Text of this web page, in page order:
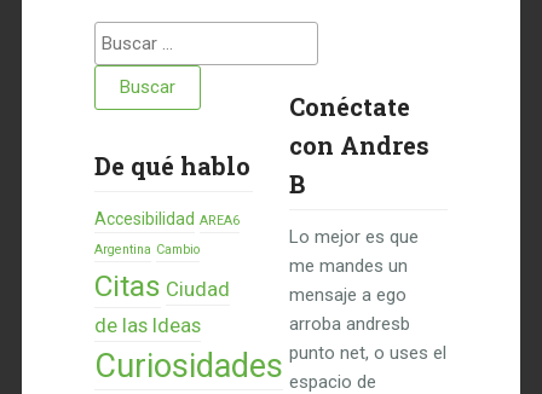
Buscar:
De qué hablo
Accesibilidad AREA6
Argentina Cambio
Citas Ciudad
de las Ideas
Curiosidades
Conéctate
con Andres
B
Lo mejor es que
me mandes un
mensaje a ego
arroba andresb
punto net, o uses el
espacio de